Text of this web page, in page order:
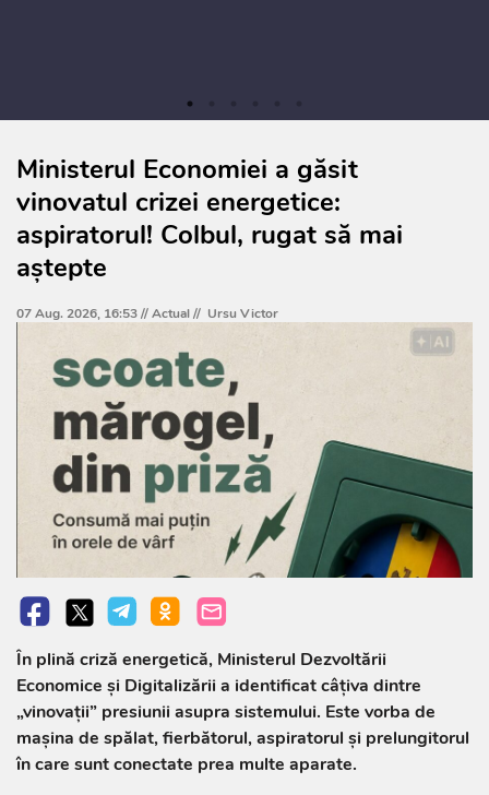
Ministerul Economiei a găsit
vinovatul crizei energetice:
aspiratorul! Colbul, rugat să mai
aștepte
07 Aug. 2026, 16:53 //Actual// Ursu Victor
În plină criză energetică, Ministerul Dezvoltării
Economice și Digitalizării a identificat câțiva dintre
„vinovații” presiunii asupra sistemului. Este vorba de
mașina de spălat, fierbătorul, aspiratorul și prelungitorul
în care sunt conectate prea multe aparate.